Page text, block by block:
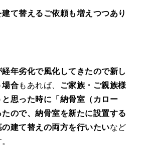
て替えるご依頼も増えつつあり
年劣化で風化してきたので新し
場合もあれば、 ご家族・ご親族様
思った時に「納骨室（カロー
たので、納骨室を新たに設置する
建て替えの両方を行いたいなど